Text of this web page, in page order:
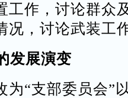
工作，讨论群众
况，讨论武装工
发展演变
“支部委员会”